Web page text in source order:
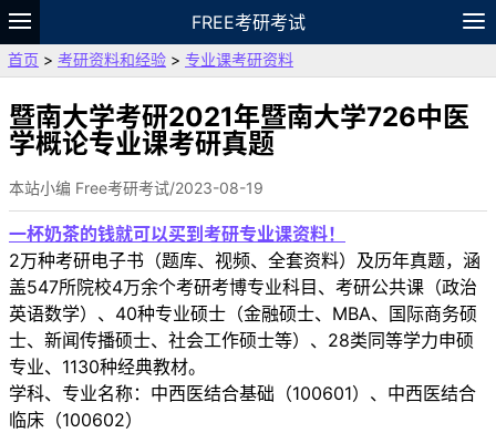
FREE考研考试
题库
故事 专题 APP
VIP
资料
首页 > 考研资料和经验 > 专业课考研资料
暨南大学考研2021年暨南大学726中医
学概论专业课考研真题
本站小编 Free考研考试/2023-08-19
一杯奶茶的钱就可以买到考研专业课资料！
2万种考研电子书（题库、视频、全套资料）及历年真题，涵
盖547所院校4万余个考研考博专业科目、考研公共课（政治
英语数学）、40种专业硕士（金融硕士、MBA、国际商务硕
士、新闻传播硕士、社会工作硕士等）、28类同等学力申硕
专业、1130种经典教材。
学科、专业名称：中西医结合基础（100601）、中西医结合
临床（100602）